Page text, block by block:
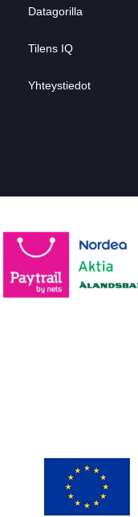
Datagorilla
Tilens IQ
Yhteystiedot